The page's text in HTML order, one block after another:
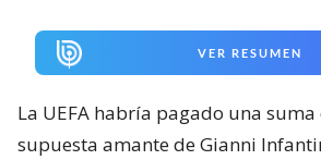
VER RESUMEN
La UEFA habría pagado una
supuesta amante de Gianni